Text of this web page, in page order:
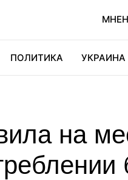
ПОЛИТИКА УКРАИНА
на